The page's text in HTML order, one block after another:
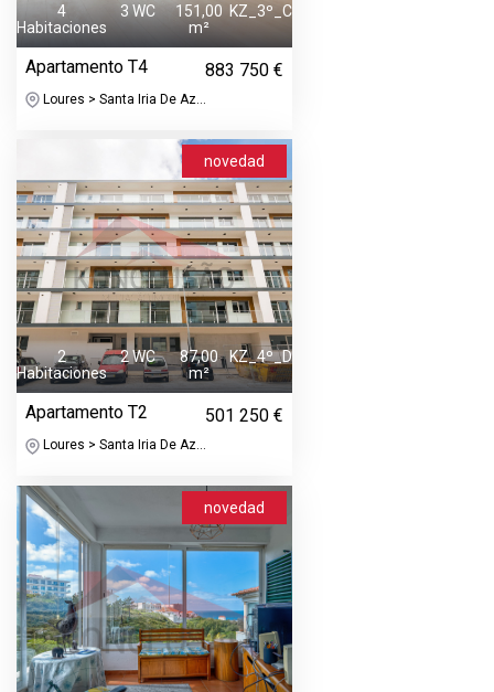
4
Habitaciones
3 WC
151,00
m²
KZ_3º_C
Apartamento T4 883 750 €
Loures > Santa Iria De Az...
novedad
2
Habitaciones
2 WC
87,00
m²
KZ_4º_D
Apartamento T2 501 250 €
Loures > Santa Iria De Az...
novedad